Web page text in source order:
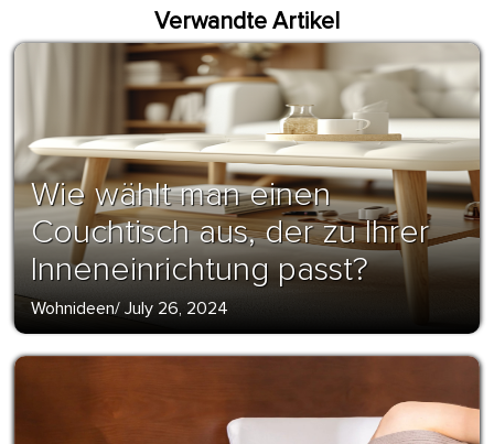
Verwandte Artikel
Wie wählt man einen
Couchtisch aus, der zu Ihrer
Inneneinrichtung passt?
Wohnideen/ July 26, 2024